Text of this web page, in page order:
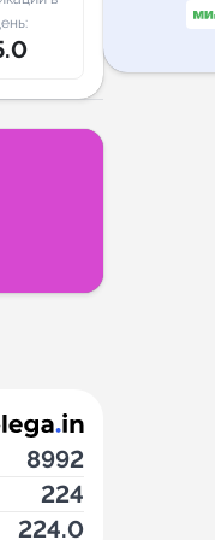
8992
224
224.0